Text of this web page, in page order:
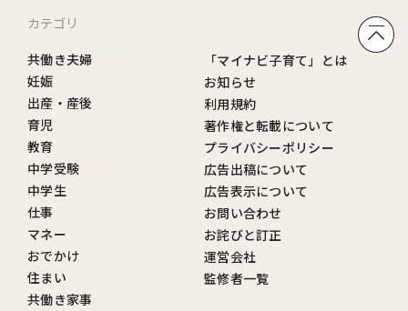
カテゴリ
共働き夫婦
妊娠
出産・産後
育児
教育
中学受験
中学生
仕事
マネー
おでかけ
住まい
共働き家事
「マイナビ子育て」とは
お知らせ
利用規約
著作権と転載について
プライバシーポリシー
広告出稿について
広告表示について
お問い合わせ
お詫びと訂正
運営会社
監修者一覧